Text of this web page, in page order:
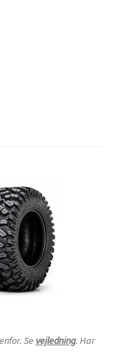
Se vejledning. Har